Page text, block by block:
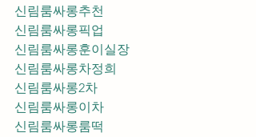
신림룸싸롱추천
신림룸싸롱훈이실장
신림룸싸롱차정희
신림룸싸롱2차
신림룸싸롱이차
신림룸싸롱룸떡